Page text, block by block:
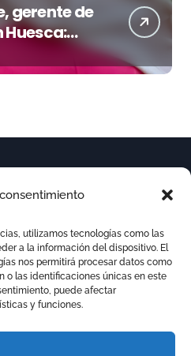
utilizamos tecnologías como las
a la información del dispositivo. El
nos permitirá procesar datos como
o las identificaciones únicas en este
puede afectar
y funciones.
gerente de
del toreo
feria»